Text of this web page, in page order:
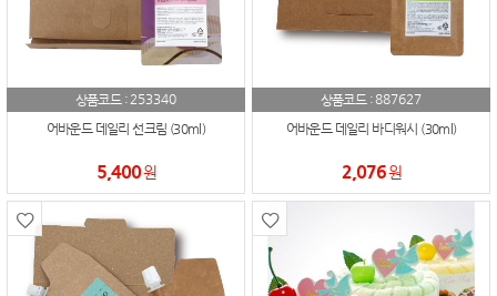
상품코드 :253340
어바운드 데일리 선크림 (30ml)
5,400원
상품코드 :887627
어바운드 데일리 바디워시 (30ml)
2,076원